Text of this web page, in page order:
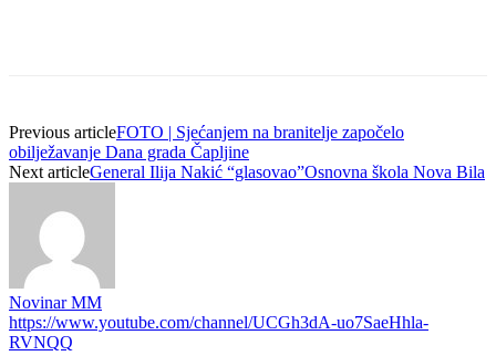
Previous articleFOTO | Sjećanjem na branitelje započelo
obilježavanje Dana grada Čapljine
Next articleGeneral Ilija Nakić “glasovao”Osnovna škola Nova Bila
Novinar MM
https://www.youtube.com/channel/UCGh3dA-uo7SaeHhla-
RVNQQ